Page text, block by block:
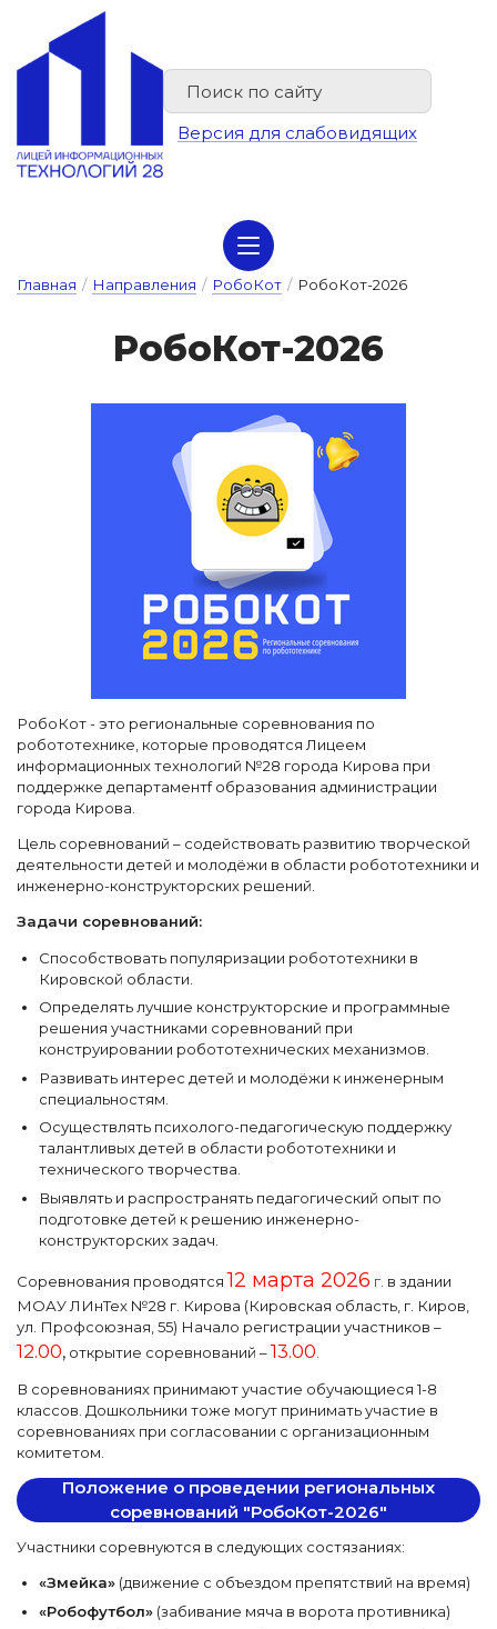
Версия для слабовидящих
Главная / Направления / РобоКот / РобоКот-2026
Ро­бо­Кот-2026
РобоКот - это региональные соревнования по
робототехнике, которые проводятся Лицеем
информационных технологий №28 города Кирова при
поддержке департаментf образования администрации
города Кирова.
Цель соревнований – содействовать развитию творческой
деятельности детей и молодёжи в области робототехники и
инженерно-конструкторских решений.
Задачи соревнований:
Способствовать популяризации робототехники в
Кировской области.
Определять лучшие конструкторские и программные
решения участниками соревнований при
конструировании робототехнических механизмов.
Развивать интерес детей и молодёжи к инженерным
специальностям.
Осуществлять психолого-педагогическую поддержку
талантливых детей в области робототехники и
технического творчества.
Выявлять и распространять педагогический опыт по
подготовке детей к решению инженерно-
конструкторских задач.
Соревнования проводятся 12 марта 2026 г . в здании
МОАУ ЛИнТех №28 г. Кирова (Кировская область, г. Киров,
ул. Профсоюзная, 55) Начало регистрации участников –
12.00, открытие соревнований –13.00
В соревнованиях принимают участие обучающиеся 1-8
классов. Дошкольники тоже могут принимать участие в
соревнованиях при согласовании с организационным
комитетом.
Положение о проведении региональных
соревнований "РобоКот-2026"
Участники соревнуются в следующих состязаниях:
«Змейка»(движение с объездом препятствий на время)
«Робофутбол»(забивание мяча в ворота противника)